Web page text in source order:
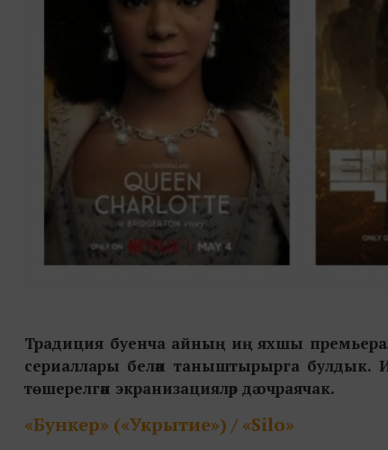
Традиция буенча айның иң яхшы
сериаллары белән таныштырырга булдык.
төшерелгән экранизацияләр дә очраячак.
«Бункер» («Укрытие») / «Silo»